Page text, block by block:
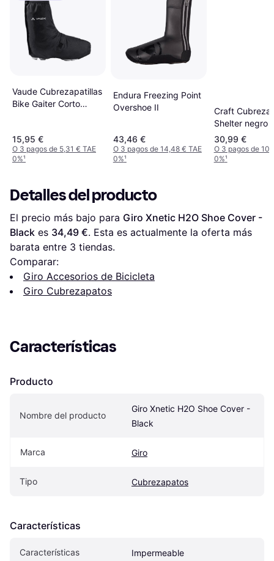
Vaude Cubrezapatillas
Bike Gaiter Corto
15,95 €
O 3 pagos de 5,31 € TAE
0%¹
Endura Freezing Point
Overshoe II
43,46 €
O 3 pagos de 14,48 € TAE
0%¹
Craft
Shelter negro
30,99 €
O 3 pagos de
0%¹
Detalles del producto
El precio más bajo para Giro Xnetic H2O Shoe Cover -
Black es 34,49 €. Esta es actualmente la oferta más
barata entre 3 tiendas.
Comparar:
Giro Accesorios de Bicicleta
Giro Cubrezapatos
Características
Producto
Nombre del producto
Giro Xnetic H2O Shoe Cover -
Black
Marca Giro
Tipo Cubrezapatos
Características
Características Impermeable